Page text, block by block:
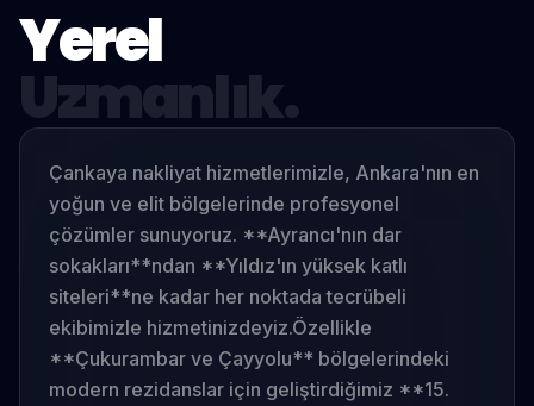
Yerel
Uzmanlık.
Çankaya nakliyat hizmetlerimizle, Ankara'nın en
yoğun ve elit bölgelerinde profesyonel
çözümler sunuyoruz. **Ayrancı'nın dar
sokakları**ndan **Yıldız'ın yüksek katlı
siteleri**ne kadar her noktada tecrübeli
ekibimizle hizmetinizdeyiz.Özellikle
**Çukurambar ve Çayyolu** bölgelerindeki
modern rezidanslar için geliştirdiğimiz **15.